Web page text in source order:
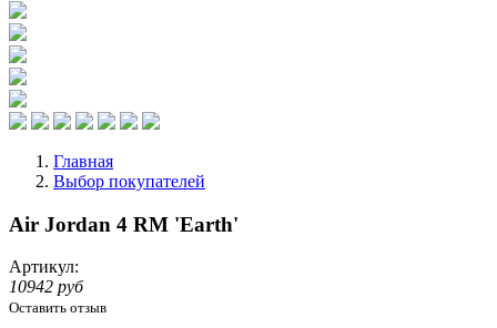
Главная
Выбор покупателей
Air Jordan 4 RM 'Earth'
Артикул:
10942 руб
Оставить отзыв